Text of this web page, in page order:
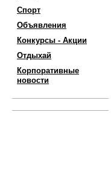
Спорт
Объявления
Конкурсы - Акции
Отдыхай
Корпоративные
новости